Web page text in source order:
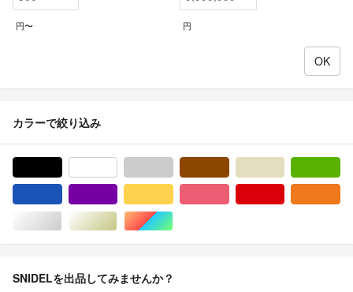
円〜 円
カラーで絞り込み
シルバー/銀色系ゴールド/金色系マルチカラー
SNIDELを出品してみませんか？